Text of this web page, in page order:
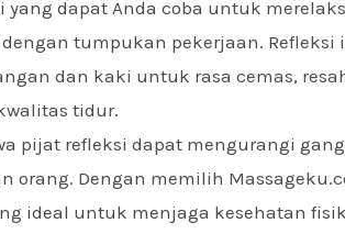
yang dapat Anda coba untuk
tumpukan pekerjaan. Refleksi
dan kaki untuk rasa cemas,
tidur.
pijat refleksi dapat mengurangi
orang. Dengan memilih
ideal untuk menjaga kesehatan